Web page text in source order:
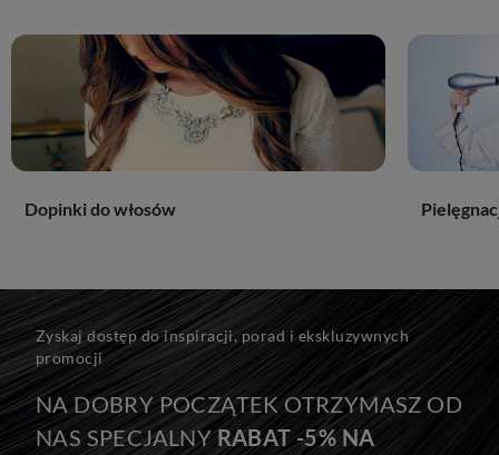
Dopinki do włosów
Zyskaj dostęp do inspiracji, porad i ekskluzywnych
promocji
NA DOBRY POCZĄTEK OTRZYMASZ OD
NAS SPECJALNYRABAT -5% NA